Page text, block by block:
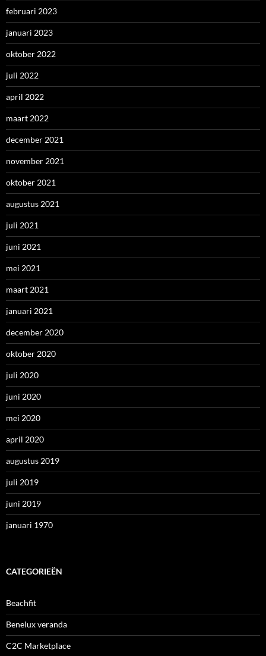
februari 2023
januari 2023
oktober 2022
juli 2022
april 2022
maart 2022
december 2021
november 2021
oktober 2021
augustus 2021
juli 2021
juni 2021
mei 2021
maart 2021
januari 2021
december 2020
oktober 2020
juli 2020
juni 2020
mei 2020
april 2020
augustus 2019
juli 2019
juni 2019
januari 1970
CATEGORIEËN
Beachfit
Benelux veranda
C2C Marketplace